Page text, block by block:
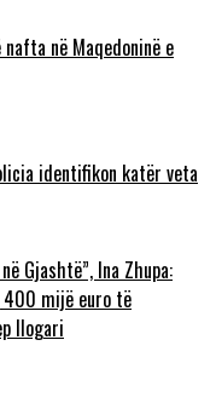
në Maqedoninë e
identifikon katër veta
Gjashtë”, Ina Zhupa:
400 mijë euro të
llogari